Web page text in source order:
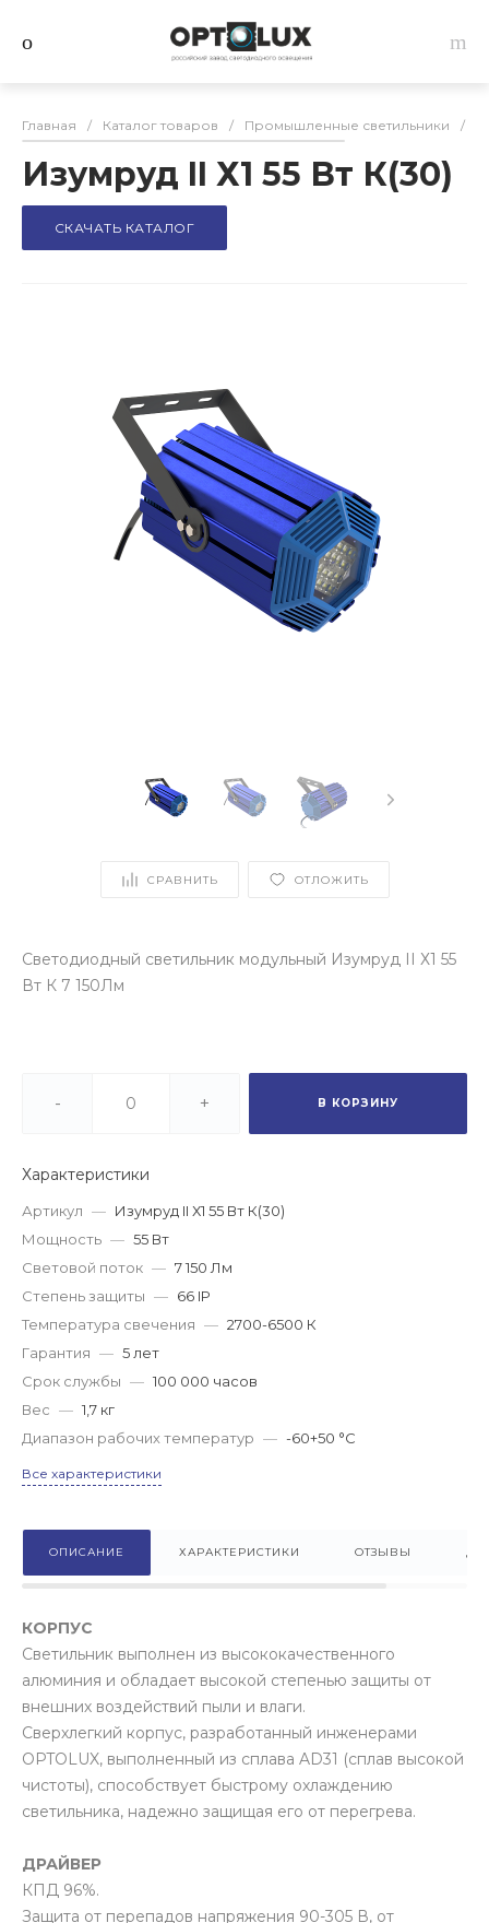
Главная / Каталог товаров / Промышленные светильники /
Изумруд II Х1 55 Вт К(30)
СКАЧАТЬ КАТАЛОГ
СРАВНИТЬ ОТЛОЖИТЬ
Светодиодный светильник модульный Изумруд II Х1 55
Вт К 7 150Лм
- + В КОРЗИНУ
Характеристики
Артикул — Изумруд II Х1 55 Вт К(30)
Мощность — 55 Вт
Световой поток — 7 150 Лм
Степень защиты — 66 IP
Температура свечения — 2700-6500 К
Гарантия — 5 лет
Срок службы — 100 000 часов
Вес — 1,7 кг
Диапазон рабочих температур — -60+50 °С
Все характеристики
ОПИСАНИЕ ХАРАКТЕРИСТИКИ ОТЗЫВЫ
КОРПУС
Светильник выполнен из высококачественного
алюминия и обладает высокой степенью защиты от
внешних воздействий пыли и влаги.
Сверхлегкий корпус, разработанный инженерами
OPTOLUX, выполненный из сплава AD31 (сплав высокой
чистоты), способствует быстрому охлаждению
светильника, надежно защищая его от перегрева.
ДРАЙВЕР
КПД 96%.
Защита от перепадов напряжения 90-305 В, от